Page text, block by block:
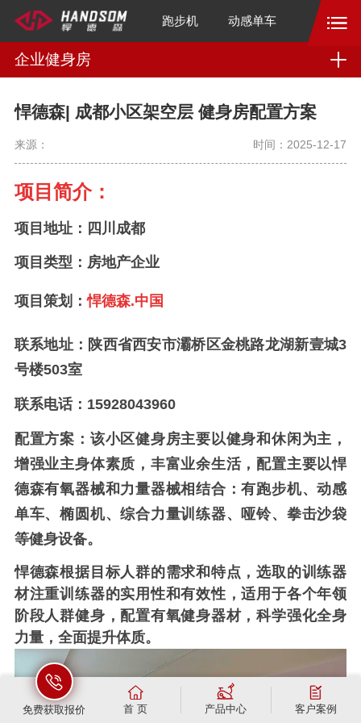
跑步机 动感单车
企业健身房
悍德森| 成都小区架空层 健身房配置方案
来源： 时间：2025-12-17
项目简介：
项目地址：四川成都
项目类型：房地产企业
项目策划：悍德森.中国
联系地址： 陕西省西安市灞桥区金桃路龙湖新壹城3
号楼503室
联系电话：15928043960
配置方案： 该小区健身房主要以健身和休闲为主，
增强业主身体素质，丰富业余生活，配置主要以悍
德森有氧器械和力量器械相结合：有跑步机、动感
单车、椭圆机、综合力量训练器、哑铃、拳击沙袋
等健身设备。
悍德森根据目标人群的需求和特点，选取的训练器
材注重训练器的实用性和有效性，适用于各个年领
阶段人群健身，配置有氧健身器材，科学强化全身
力量，全面提升体质。
免费获取报价 首 页 产品中心 客户案例